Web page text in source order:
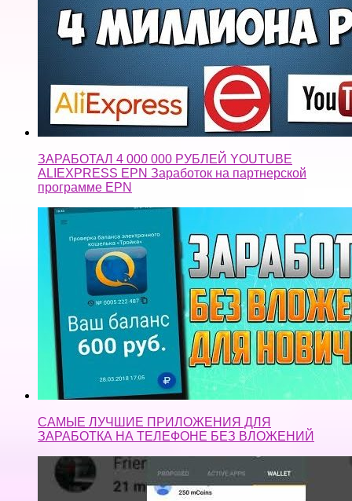
ЗАРАБОТАЛ 4 000 000 РУБЛЕЙ YOUTUBE
ALIEXPRESS EPN Заработок на партнерской
программе EPN
САМЫЕ ЛУЧШИЕ ПРИЛОЖЕНИЯ ДЛЯ
ЗАРАБОТКА НА ТЕЛЕФОНЕ БЕЗ ВЛОЖЕНИЙ